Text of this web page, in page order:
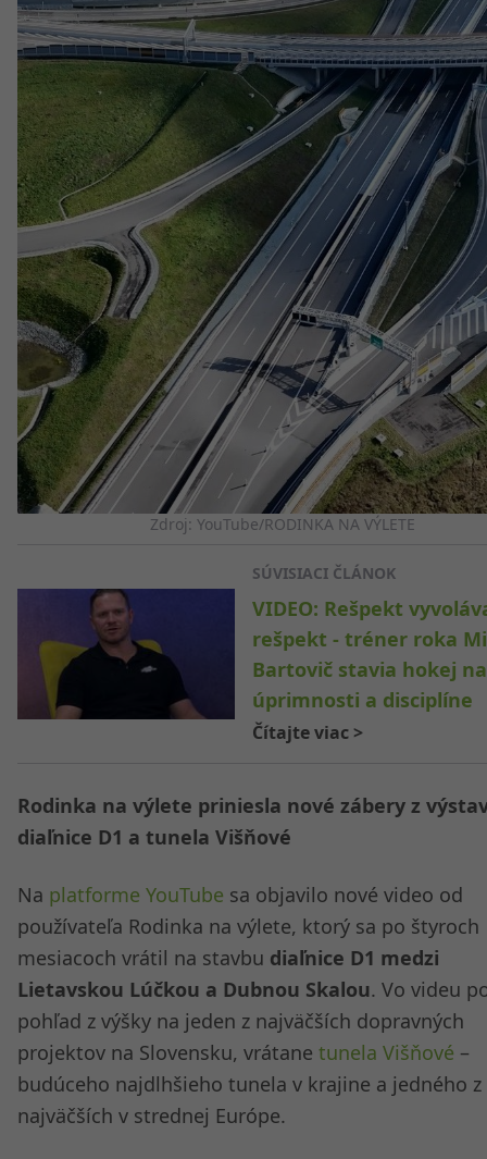
Zdroj: YouTube/RODINKA NA VÝLETE
SÚVISIACI ČLÁNOK
VIDEO: Rešpekt
rešpekt - tréner roka
Bartovič stavia hokej na
úprimnosti a disciplíne
Čítajte viac >
Rodinka na výlete priniesla nové zábery z
diaľnice D1 a tunela Višňové
Na platforme YouTube sa objavilo nové video od
používateľa Rodinka na výlete, ktorý sa po štyroch
mesiacoch vrátil na stavbu diaľnice D1 medzi
Lietavskou Lúčkou a Dubnou Skalou. Vo videu
pohľad z výšky na jeden z najväčších dopravných
projektov na Slovensku, vrátane tunela Višňové –
budúceho najdlhšieho tunela v krajine a jedného z
najväčších v strednej Európe.